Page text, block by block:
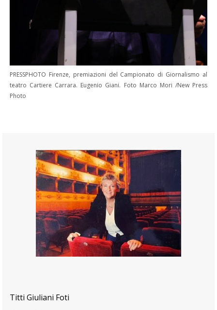
PRESSPHOTO Firenze, premiazioni del Campionato di Giornalismo al
teatro Cartiere Carrara. Eugenio Giani. Foto Marco Mori /New Press
Photo
Titti Giuliani Foti